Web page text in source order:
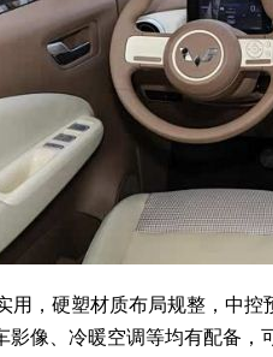
用，硬塑材质布局规整，中控
影像、冷暖空调等均有配备，